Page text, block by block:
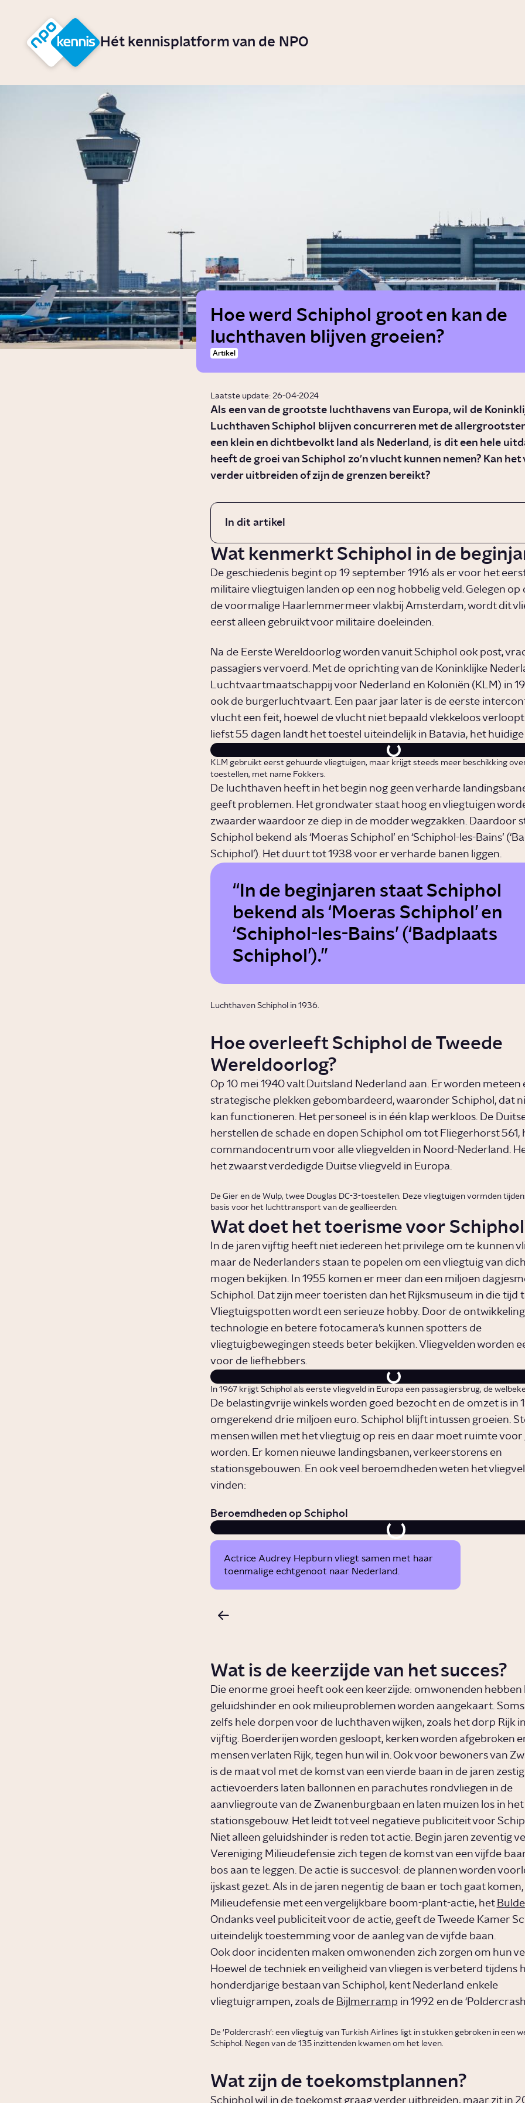
Hét kennisplatform van de NPO
Hoe werd Schiphol groot en kan de
luchthaven blijven groeien?
Artikel
Laatste update: 26-04-2024
Als een van de grootste luchthavens van Europa, wil de
Luchthaven Schiphol blijven concurreren met de
een klein en dichtbevolkt land als Nederland, is dit een hele
heeft de groei van Schiphol zo’n vlucht kunnen nemen? Kan het
verder uitbreiden of zijn de grenzen bereikt?
In dit artikel
Wat kenmerkt Schiphol in de
De geschiedenis begint op 19 september 1916 als er voor het
militaire vliegtuigen landen op een nog hobbelig veld. Gelegen op
de voormalige Haarlemmermeer vlakbij Amsterdam, wordt dit
eerst alleen gebruikt voor militaire doeleinden.
Na de Eerste Wereldoorlog worden vanuit Schiphol ook post,
passagiers vervoerd. Met de oprichting van de Koninklijke
Luchtvaartmaatschappij voor Nederland en Koloniën (KLM) in
ook de burgerluchtvaart. Een paar jaar later is de eerste
vlucht een feit, hoewel de vlucht niet bepaald vlekkeloos
liefst 55 dagen landt het toestel uiteindelijk in Batavia, het
KLM gebruikt eerst gehuurde vliegtuigen, maar krijgt steeds meer beschikking
toestellen, met name Fokkers.
De luchthaven heeft in het begin nog geen verharde
geeft problemen. Het grondwater staat hoog en vliegtuigen
zwaarder waardoor ze diep in de modder wegzakken. Daardoor
Schiphol bekend als ‘Moeras Schiphol’ en ‘Schiphol-les-Bains’
Schiphol’). Het duurt tot 1938 voor er verharde banen liggen.
In de beginjaren staat Schiphol
bekend als ‘Moeras Schiphol’ en
‘Schiphol-les-Bains’ (‘Badplaats
Schiphol’).
Luchthaven Schiphol in 1936.
Hoe overleeft Schiphol de Tweede
Wereldoorlog?
Op 10 mei 1940 valt Duitsland Nederland aan. Er worden meteen
strategische plekken gebombardeerd, waaronder Schiphol, dat
kan functioneren. Het personeel is in één klap werkloos. De
herstellen de schade en dopen Schiphol om tot Fliegerhorst 561,
commandocentrum voor alle vliegvelden in Noord-Nederland.
het zwaarst verdedigde Duitse vliegveld in Europa.
De Gier en de Wulp, twee Douglas DC-3-toestellen. Deze vliegtuigen vormden
basis voor het luchttransport van de geallieerden.
Wat doet het toerisme voor
In de jaren vijftig heeft niet iedereen het privilege om te kunnen
maar de Nederlanders staan te popelen om een vliegtuig van
mogen bekijken. In 1955 komen er meer dan een miljoen
Schiphol. Dat zijn meer toeristen dan het Rijksmuseum in die tijd
Vliegtuigspotten wordt een serieuze hobby. Door de
technologie en betere fotocamera’s kunnen spotters de
vliegtuigbewegingen steeds beter bekijken. Vliegvelden worden
voor de liefhebbers.
In 1967 krijgt Schiphol als eerste vliegveld in Europa een passagiersbrug, de
De belastingvrije winkels worden goed bezocht en de omzet is in
omgerekend drie miljoen euro. Schiphol blijft intussen groeien.
mensen willen met het vliegtuig op reis en daar moet ruimte voor
worden. Er komen nieuwe landingsbanen, verkeerstorens en
stationsgebouwen. En ook veel beroemdheden weten het
vinden:
Beroemdheden op Schiphol
Actrice Audrey Hepburn vliegt samen met haar
toenmalige echtgenoot naar Nederland.
Wat is de keerzijde van het succes?
Die enorme groei heeft ook een keerzijde: omwonenden hebben
geluidshinder en ook milieuproblemen worden aangekaart.
zelfs hele dorpen voor de luchthaven wijken, zoals het dorp Rijk
vijftig. Boerderijen worden gesloopt, kerken worden afgebroken
mensen verlaten Rijk, tegen hun wil in. Ook voor bewoners van
is de maat vol met de komst van een vierde baan in de jaren
actievoerders laten ballonnen en parachutes rondvliegen in de
aanvliegroute van de Zwanenburgbaan en laten muizen los in het
stationsgebouw. Het leidt tot veel negatieve publiciteit voor
Niet alleen geluidshinder is reden tot actie. Begin jaren zeventig
Vereniging Milieudefensie zich tegen de komst van een vijfde
bos aan te leggen. De actie is succesvol: de plannen worden
ijskast gezet. Als in de jaren negentig de baan er toch gaat
Milieudefensie met een vergelijkbare boom-plant-actie, het
Ondanks veel publiciteit voor de actie, geeft de Tweede Kamer
uiteindelijk toestemming voor de aanleg van de vijfde baan.
Ook door incidenten maken omwonenden zich zorgen om hun
Hoewel de techniek en veiligheid van vliegen is verbeterd tijdens
honderdjarige bestaan van Schiphol, kent Nederland enkele
vliegtuigrampen, zoals de Bijlmerramp in 1992 en de
De ‘Poldercrash’: een vliegtuig van Turkish Airlines ligt in stukken gebroken in een
Schiphol. Negen van de 135 inzittenden kwamen om het leven.
Wat zijn de toekomstplannen?
Schiphol wil in de toekomst graag verder uitbreiden, maar zit in